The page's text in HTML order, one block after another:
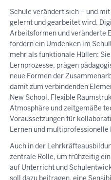
Schule verändert sich – und
gelernt und gearbeitet wird.
Arbeitsformen und veränderte
fordern ein Umdenken im
mehr als funktionale Hüllen:
Lernprozesse, prägen
neue Formen der
damit zum verbindenden
New School. Flexible
Atmosphäre und zeitgemäße
Voraussetzungen für
Lernen und multiprofessionelle
Auch in der
zentrale Rolle, um frühzeitig
auf Unterricht und
soll dazu beitragen, eine